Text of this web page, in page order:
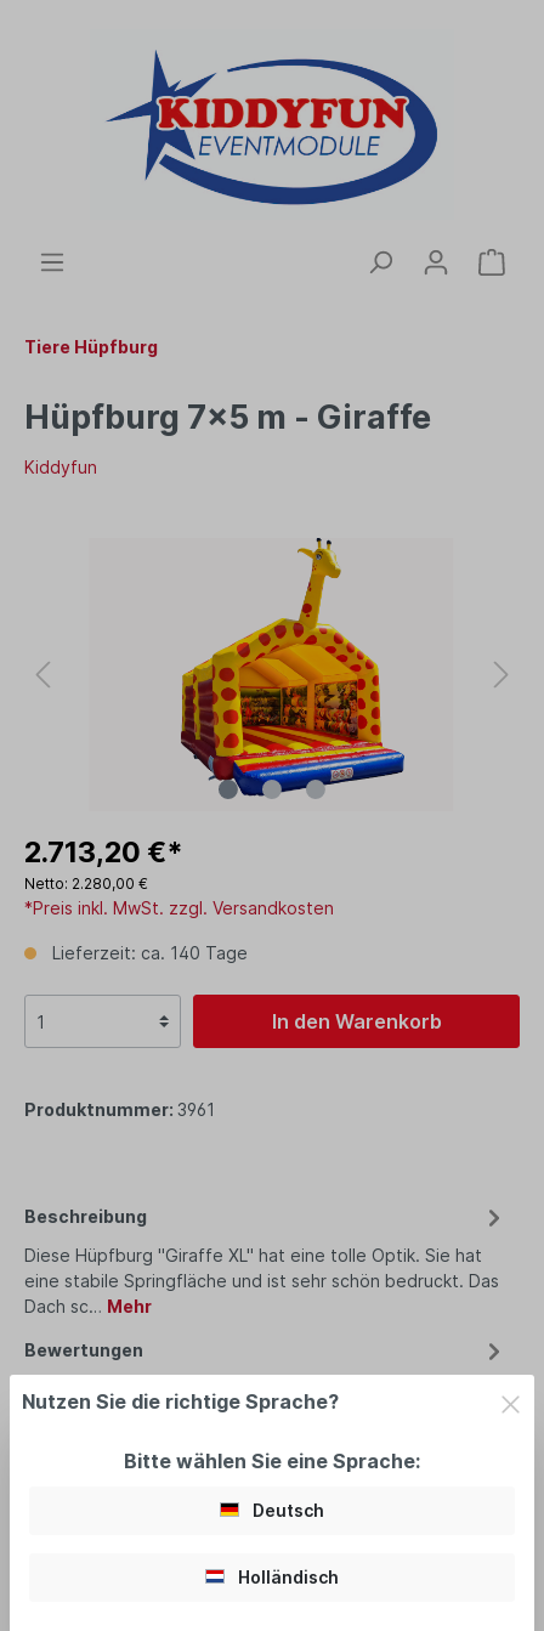
Tiere Hüpfburg
Hüpfburg 7x5 m - Giraffe
Kiddyfun
2.713,20 €*
Netto: 2.280,00 €
*Preis inkl. MwSt. zzgl. Versandkosten
Lieferzeit: ca. 140 Tage
In den Warenkorb
Produktnummer: 3961
Beschreibung
Diese Hüpfburg "Giraffe XL" hat eine tolle Optik. Sie hat
eine stabile Springfläche und ist sehr schön bedruckt. Das
Dach sc… Mehr
Bewertungen
Nutzen Sie die richtige Sprache?
Bitte wählen Sie eine Sprache:
Deutsch
Holländisch